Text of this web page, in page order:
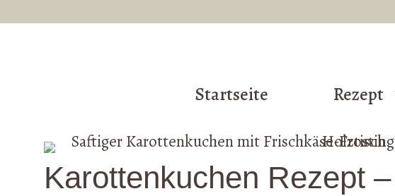
Startseite Rezept
Karottenkuchen Rezept